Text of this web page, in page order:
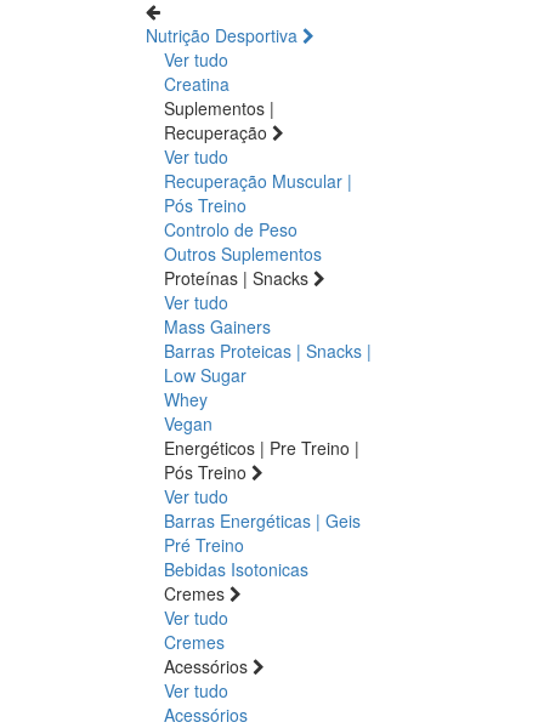
Nutrição Desportiva
Ver tudo
Creatina
Suplementos |
Recuperação
Ver tudo
Recuperação Muscular |
Pós Treino
Controlo de Peso
Outros Suplementos
Proteínas | Snacks
Ver tudo
Mass Gainers
Barras Proteicas | Snacks |
Low Sugar
Whey
Vegan
Energéticos | Pre Treino |
Pós Treino
Ver tudo
Barras Energéticas | Geis
Pré Treino
Bebidas Isotonicas
Cremes
Ver tudo
Cremes
Acessórios
Ver tudo
Acessórios